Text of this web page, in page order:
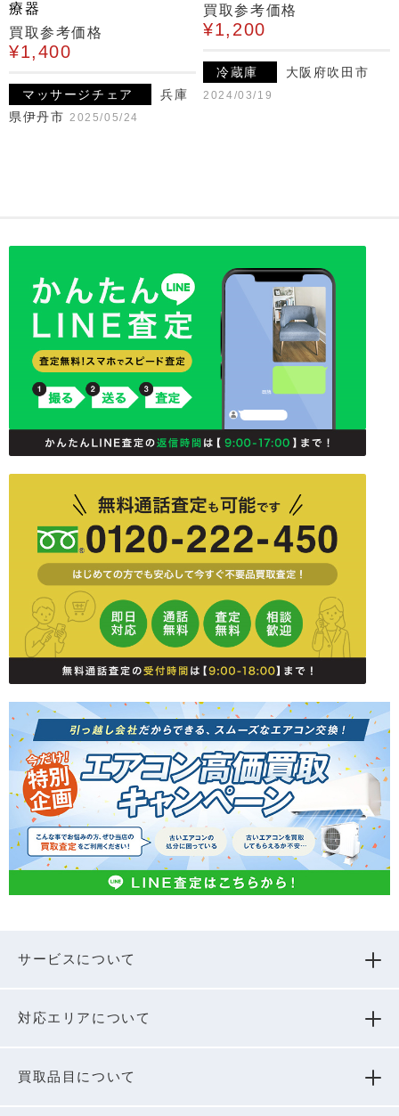
療器
買取参考価格
¥1,400
マッサージチェア
兵庫
県伊丹市 2025/05/24
買取参考価格
¥1,200
冷蔵庫 大阪府吹田市
2024/03/19
サービスについて
対応エリアについて
買取品⽬について